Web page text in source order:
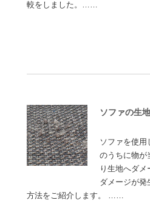
較をしました。……
ソファの生
ソファを使
のうちに物が
り生地へダメ
ダメージが発
方法をご紹介します。 ……